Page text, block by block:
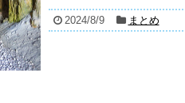
2024/8/9 まとめ